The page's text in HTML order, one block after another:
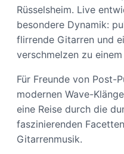
Rüsselsheim. Live
besondere Dynamik:
flirrende Gitarren und
verschmelzen zu
Für Freunde von Post-
modernen Wave-
eine Reise durch die
faszinierenden
Gitarrenmusik.